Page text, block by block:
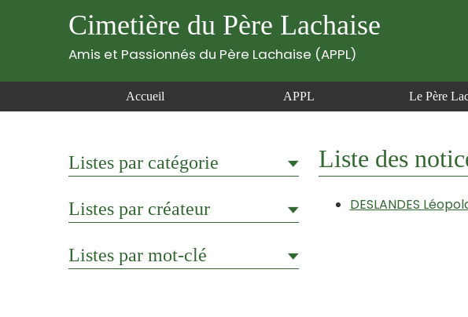
Cimetière du Père Lachaise
Amis et Passionnés du Père Lachaise (APPL)
Accueil APPL Le Père
Listes par catégorie
Listes par créateur
Listes par mot-clé
Liste des
DESLANDES